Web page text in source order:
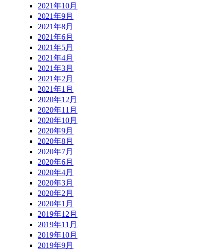
2021年10月
2021年9月
2021年8月
2021年6月
2021年5月
2021年4月
2021年3月
2021年2月
2021年1月
2020年12月
2020年11月
2020年10月
2020年9月
2020年8月
2020年7月
2020年6月
2020年4月
2020年3月
2020年2月
2020年1月
2019年12月
2019年11月
2019年10月
2019年9月